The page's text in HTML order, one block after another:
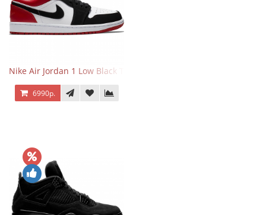
Nike Air Jordan 1 Low Black Toe
6990р.